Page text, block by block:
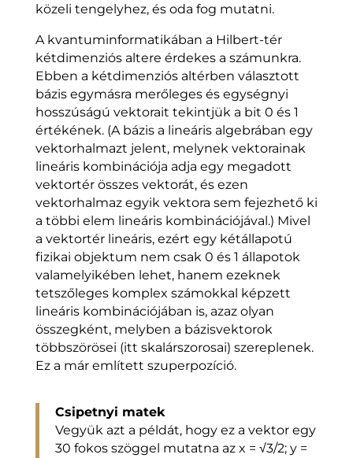
közeli tengelyhez, és oda fog mutatni.
A kvantuminformatikában a Hilbert-tér
kétdimenziós altere érdekes a számunkra.
Ebben a kétdimenziós altérben választott
bázis egymásra merőleges és egységnyi
hosszúságú vektorait tekintjük a bit 0 és 1
értékének. (A bázis a lineáris algebrában egy
vektorhalmazt jelent, melynek vektorainak
lineáris kombinációja adja egy megadott
vektortér összes vektorát, és ezen
vektorhalmaz egyik vektora sem fejezhető ki
a többi elem lineáris kombinációjával.) Mivel
a vektortér lineáris, ezért egy kétállapotú
fizikai objektum nem csak 0 és 1 állapotok
valamelyikében lehet, hanem ezeknek
tetszőleges komplex számokkal képzett
lineáris kombinációjában is, azaz olyan
összegként, melyben a bázisvektorok
többszörösei (itt skalárszorosai) szereplenek.
Ez a már említett szuperpozíció.
Csipetnyi matek
Vegyük azt a példát, hogy ez a vektor egy
30 fokos szöggel mutatna az x = √3/2; y =